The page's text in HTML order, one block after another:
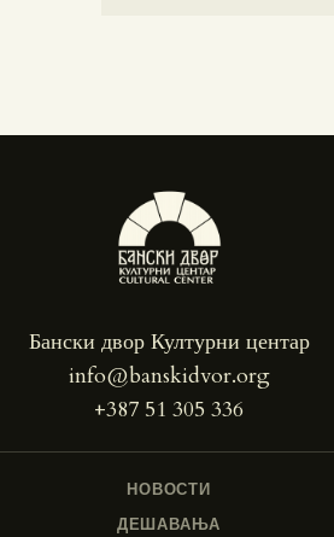
Бански двор Културни центар
info@banskidvor.org
+387 51 305 336
НОВОСТИ
ДЕШАВАЊА